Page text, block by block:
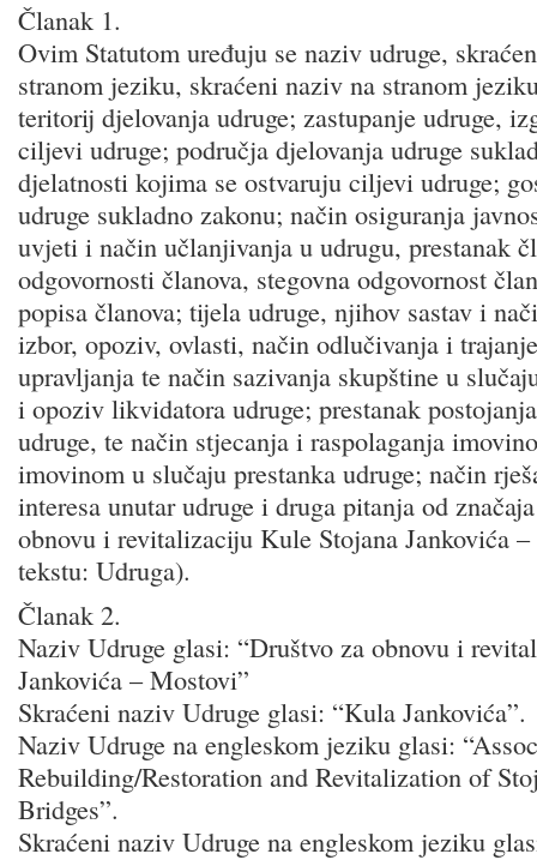
Članak 1.
Ovim Statutom uređuju se naziv udruge,
stranom jeziku, skraćeni naziv na stranom
teritorij djelovanja udruge; zastupanje udruge,
ciljevi udruge; područja djelovanja udruge
djelatnosti kojima se ostvaruju ciljevi udruge;
udruge sukladno zakonu; način osiguranja
uvjeti i način učlanjivanja u udrugu, prestanak
odgovornosti članova, stegovna odgovornost
popisa članova; tijela udruge, njihov sastav i
izbor, opoziv, ovlasti, način odlučivanja i
upravljanja te način sazivanja skupštine u
i opoziv likvidatora udruge; prestanak
udruge, te način stjecanja i raspolaganja
imovinom u slučaju prestanka udruge; način
interesa unutar udruge i druga pitanja od
obnovu i revitalizaciju Kule Stojana Jankovića
tekstu: Udruga).
Članak 2.
Naziv Udruge glasi: “Društvo za obnovu i
Jankovića – Mostovi”
Skraćeni naziv Udruge glasi: “Kula Jankovića”.
Naziv Udruge na engleskom jeziku glasi:
Rebuilding/Restoration and Revitalization of
Bridges”.
Skraćeni naziv Udruge na engleskom jeziku